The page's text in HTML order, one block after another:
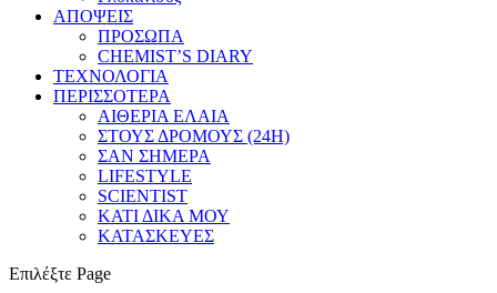
ΑΠΟΨΕΙΣ
ΠΡΟΣΩΠΑ
CHEMIST’S DIARY
ΤΕΧΝΟΛΟΓΙΑ
ΠΕΡΙΣΣΟΤΕΡΑ
ΑΙΘΕΡΙΑ ΕΛΑΙΑ
ΣΤΟΥΣ ΔΡΟΜΟΥΣ (24H)
ΣΑΝ ΣΗΜΕΡΑ
LIFESTYLE
SCIENTIST
ΚΑΤΙ ΔΙΚΑ ΜΟΥ
ΚΑΤΑΣΚΕΥΕΣ
Επιλέξτε Page